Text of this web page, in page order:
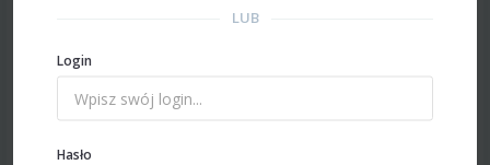
LUB
Login
Hasło